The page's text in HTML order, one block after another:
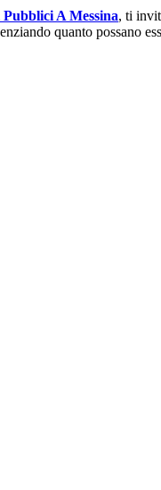
A Messina, ti
quanto possano